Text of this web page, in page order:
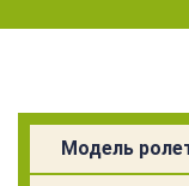
Модель